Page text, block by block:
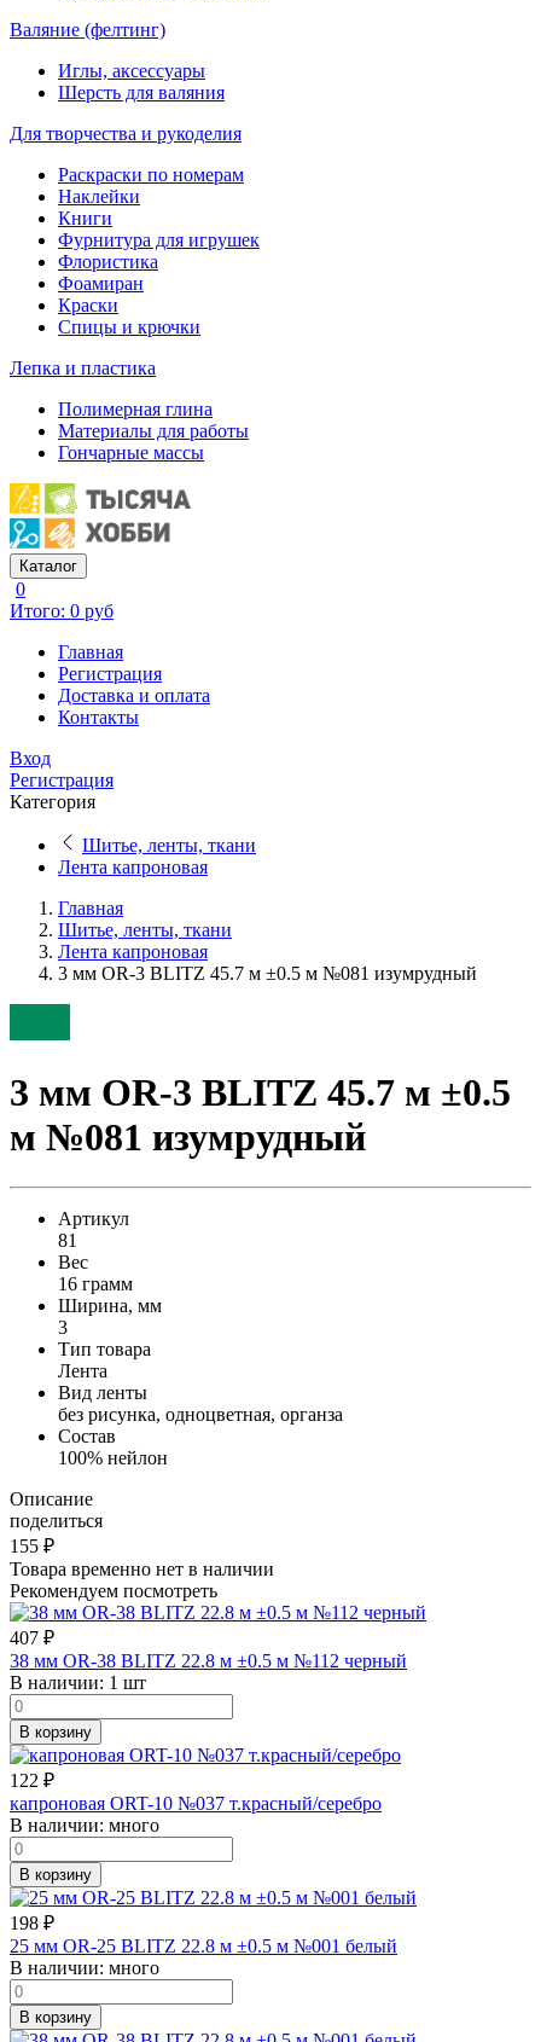
Валяние (фелтинг)
Иглы, аксессуары
Шерсть для валяния
Для творчества и рукоделия
Раскраски по номерам
Наклейки
Книги
Фурнитура для игрушек
Флористика
Фоамиран
Краски
Спицы и крючки
Лепка и пластика
Полимерная глина
Материалы для работы
Гончарные массы
Каталог
0
Итого: 0 руб
Главная
Регистрация
Доставка и оплата
Контакты
Вход
Регистрация
Категория
Шитье, ленты, ткани
Лента капроновая
Главная
Шитье, ленты, ткани
Лента капроновая
3 мм OR-3 BLITZ 45.7 м ±0.5 м №081 изумрудный
3 мм OR-3 BLITZ 45.7 м ±0.5
м №081 изумрудный
Артикул
81
Вес
16 грамм
Ширина, мм
3
Тип товара
Лента
Вид ленты
без рисунка, одноцветная, органза
Состав
100% нейлон
Описание
поделиться
155 ₽
Товара временно нет в наличии
Рекомендуем посмотреть
407 ₽
38 мм OR-38 BLITZ 22.8 м ±0.5 м №112 черный
В наличии: 1 шт
В корзину
122 ₽
капроновая ORT-10 №037 т.красный/серебро
В наличии: много
В корзину
198 ₽
25 мм OR-25 BLITZ 22.8 м ±0.5 м №001 белый
В наличии: много
В корзину